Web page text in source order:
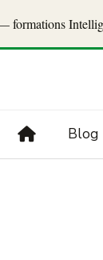
formations
Blog